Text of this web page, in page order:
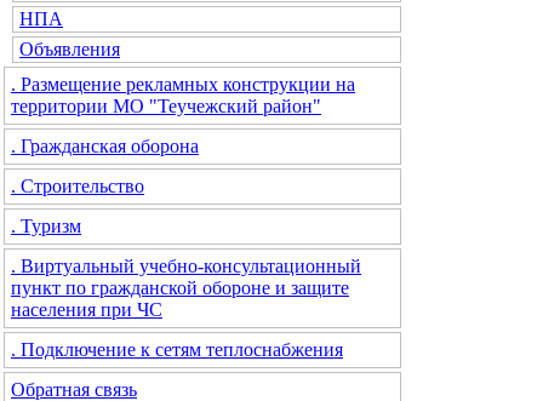
НПА
Объявления
. Размещение рекламных конструкции на
территории МО "Теучежский район"
. Гражданская оборона
. Строительство
. Туризм
. Виртуальный учебно-консультационный
пункт по гражданской обороне и защите
населения при ЧС
. Подключение к сетям теплоснабжения
Обратная связь